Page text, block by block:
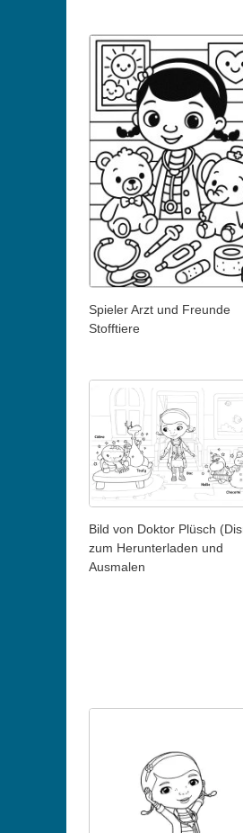
Spieler Arzt und Freunde
Stofftiere
Bild von Doktor Plüsch
zum Herunterladen und
Ausmalen